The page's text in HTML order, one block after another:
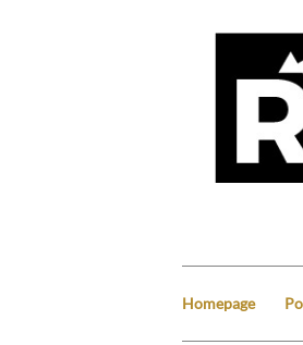
Homepage